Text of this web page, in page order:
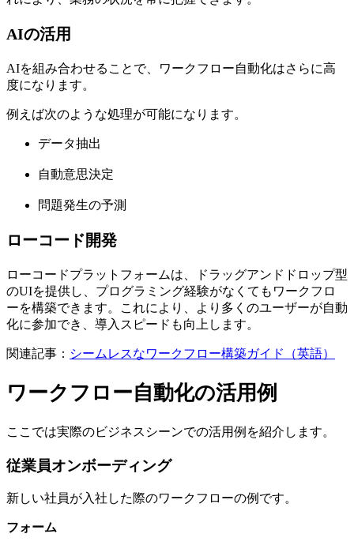
AIの活用
AIを組み合わせることで、ワークフロー自動化はさらに高
度になります。
例えば次のような処理が可能になります。
データ抽出
自動意思決定
問題発生の予測
ローコード開発
ローコードプラットフォームは、ドラッグアンドドロップ型
のUIを提供し、プログラミング経験がなくてもワークフロ
ーを構築できます。これにより、より多くのユーザーが自動
化に参加でき、導入スピードも向上します。
関連記事： シームレスなワークフロー構築ガイド（英語）
ワークフロー自動化の活用例
ここでは実際のビジネスシーンでの活用例を紹介します。
従業員オンボーディング
新しい社員が入社した際のワークフローの例です。
フォーム